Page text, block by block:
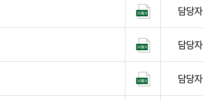
담당자
담당자
담당자